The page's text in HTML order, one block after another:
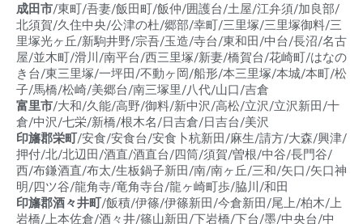
成田市/東町/吾妻/飯田町/飯仲/囲護台/土屋/江弁須/加良部/
北須賀/久住中央/公津の杜/郷部/幸町/三里塚/三里塚御料/三
里塚光ヶ丘/新駒井野/宗吾/玉造/寺台/東和田/中台/長沼/名古
屋/並木町/滑川/南平台/西三里塚/新妻/橋賀台/花崎町/はなの
き台/東三里塚/一坪田/不動ヶ岡/船形/本三里塚/本城/本町/松
子/馬橋/松崎/美郷台/南三塚里/八代/山口/吉倉
富里市/大和/久能/高野/御料/新中沢/高松/立沢/立沢新田/十
倉/中沢/七栄/新橋/根木名/日吉倉/日吉台/美沢
印旛郡栄町/安食/安食台/安食卜杭新田/麻生/請方/大森/興津/
押付/北/北辺田/酒直/酒直台/四筒/須賀/曽根/中谷/長門谷/
西/布鎌酒直/布太/生板鍋子新田/南/南ヶ丘/三和/矢口/矢口神
明/四ツ谷/龍角寺/竜角寺台/龍ヶ崎町歩/脇川/和田
印旛郡酒々井町/飯積/伊篠/伊篠新田/今倉新田/尾上/柏木/上
岩橋/上本佐倉/酒々井/篠山新田/下岩橋/下台/墨/中央台/中